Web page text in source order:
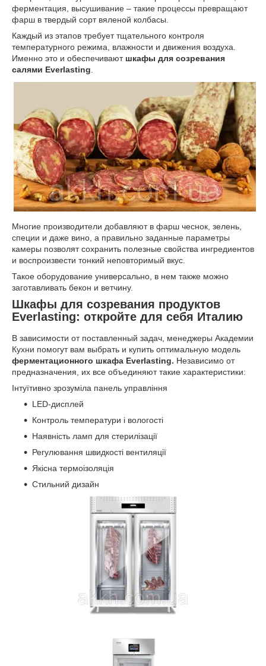
ферментация, высушивание – такие процессы превращают
фарш в твердый сорт вяленой колбасы.
Каждый из этапов требует тщательного контроля
температурного режима, влажности и движения воздуха.
Именно это и обеспечивают шкафы для созревания
салями Everlasting
Многие производители добавляют в фарш чеснок, зелень,
специи и даже вино, а правильно заданные параметры
камеры позволят сохранить полезные свойства ингредиентов
и воспроизвести тонкий неповторимый вкус.
Такое оборудование универсально, в нем также можно
заготавливать бекон и ветчину.
Шкафы для созревания продуктов
Everlasting: откройте для себя Италию
В зависимости от поставленный задач, менеджеры Академии
Кухни помогут вам выбрать и купить оптимальную модель
ферментационного шкафа Everlasting. Независимо от
предназначения, их все объединяют такие характеристики:
Інтуїтивно зрозуміла панель управління
LED-дисплей
Контроль температури і вологості
Наявність ламп для стерилізації
Регулювання швидкості вентиляції
Якісна термоізоляція
Стильний дизайн